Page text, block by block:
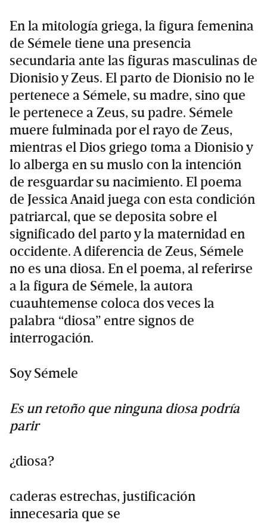
En la mitología griega, la figura femenina
de Sémele tiene una presencia
secundaria ante las figuras masculinas de
Dionisio y Zeus. El parto de Dionisio no le
pertenece a Sémele, su madre, sino que
le pertenece a Zeus, su padre. Sémele
muere fulminada por el rayo de Zeus,
mientras el Dios griego toma a Dionisio y
lo alberga en su muslo con la intención
de resguardar su nacimiento. El poema
de Jessica Anaid juega con esta condición
patriarcal, que se deposita sobre el
significado del parto y la maternidad en
occidente. A diferencia de Zeus, Sémele
no es una diosa. En el poema, al referirse
a la figura de Sémele, la autora
cuauhtemense coloca dos veces la
palabra “diosa” entre signos de
interrogación.
Soy Sémele
Es un retoño que ninguna diosa podría
parir
¿diosa?
caderas estrechas, justificación
innecesaria que se